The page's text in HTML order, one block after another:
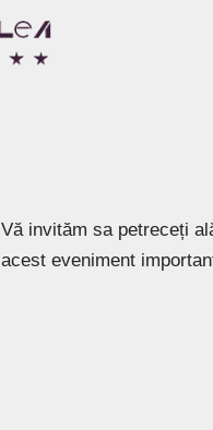
Vă invităm sa petreceți
acest eveniment